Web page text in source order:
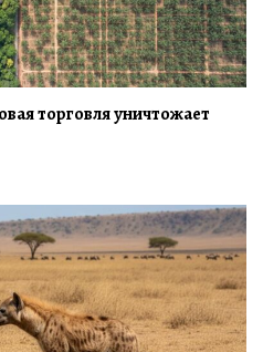
торговля уничтожает